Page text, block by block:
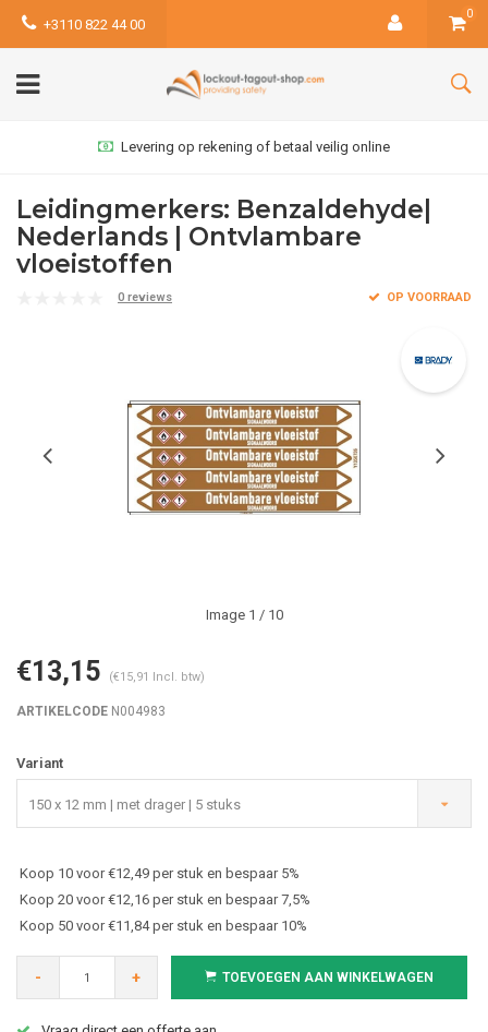
+3110 822 44 00
0
Levering op rekening of betaal veilig online
Leidingmerkers: Benzaldehyde|
Nederlands | Ontvlambare
vloeistoffen
0 reviews OP VOORRAAD
Image 1 / 10
€13,15 (€15,91 Incl. btw)
ARTIKELCODE N004983
Variant
150 x 12 mm | met drager | 5 stuks
Koop 10 voor €12,49 per stuk en bespaar 5%
Koop 20 voor €12,16 per stuk en bespaar 7,5%
Koop 50 voor €11,84 per stuk en bespaar 10%
- + TOEVOEGEN AAN WINKELWAGEN